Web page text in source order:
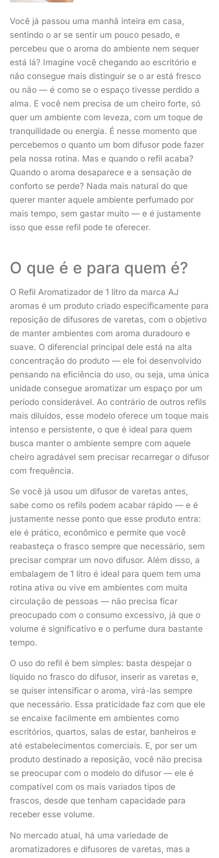
Você já passou uma manhã inteira em casa,
sentindo o ar se sentir um pouco pesado, e
percebeu que o aroma do ambiente nem sequer
está lá? Imagine você chegando ao escritório e
não consegue mais distinguir se o ar está fresco
ou não — é como se o espaço tivesse perdido a
alma. E você nem precisa de um cheiro forte, só
quer um ambiente com leveza, com um toque de
tranquilidade ou energia. É nesse momento que
percebemos o quanto um bom difusor pode fazer
pela nossa rotina. Mas e quando o refil acaba?
Quando o aroma desaparece e a sensação de
conforto se perde? Nada mais natural do que
querer manter aquele ambiente perfumado por
mais tempo, sem gastar muito — e é justamente
isso que esse refil pode te oferecer.
O que é e para quem é?
O Refil Aromatizador de 1 litro da marca AJ
aromas é um produto criado especificamente para
reposição de difusores de varetas, com o objetivo
de manter ambientes com aroma duradouro e
suave. O diferencial principal dele está na alta
concentração do produto — ele foi desenvolvido
pensando na eficiência do uso, ou seja, uma única
unidade consegue aromatizar um espaço por um
período considerável. Ao contrário de outros refils
mais diluídos, esse modelo oferece um toque mais
intenso e persistente, o que é ideal para quem
busca manter o ambiente sempre com aquele
cheiro agradável sem precisar recarregar o difusor
com frequência.
Se você já usou um difusor de varetas antes,
sabe como os refils podem acabar rápido — e é
justamente nesse ponto que esse produto entra:
ele é prático, econômico e permite que você
reabasteça o frasco sempre que necessário, sem
precisar comprar um novo difusor. Além disso, a
embalagem de 1 litro é ideal para quem tem uma
rotina ativa ou vive em ambientes com muita
circulação de pessoas — não precisa ficar
preocupado com o consumo excessivo, já que o
volume é significativo e o perfume dura bastante
tempo.
O uso do refil é bem simples: basta despejar o
líquido no frasco do difusor, inserir as varetas e,
se quiser intensificar o aroma, virá-las sempre
que necessário. Essa praticidade faz com que ele
se encaixe facilmente em ambientes como
escritórios, quartos, salas de estar, banheiros e
até estabelecimentos comerciais. E, por ser um
produto destinado a reposição, você não precisa
se preocupar com o modelo do difusor — ele é
compatível com os mais variados tipos de
frascos, desde que tenham capacidade para
receber esse volume.
No mercado atual, há uma variedade de
aromatizadores e difusores de varetas, mas a